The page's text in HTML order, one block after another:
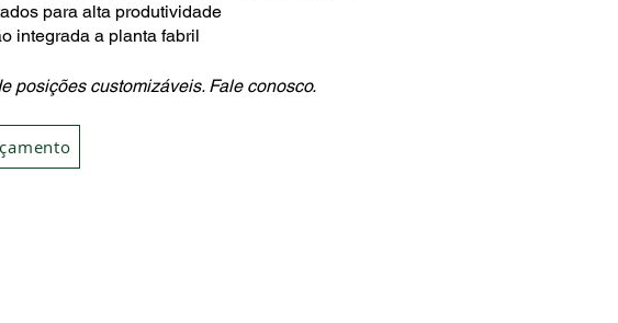
para alta produtividade
integrada a planta fabril
posições customizáveis. Fale conosco.